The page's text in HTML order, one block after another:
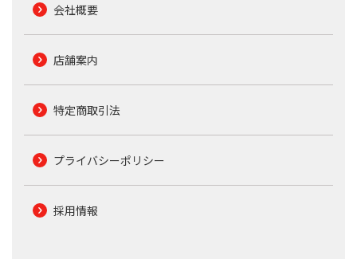
会社概要
店舗案内
特定商取引法
プライバシーポリシー
採用情報